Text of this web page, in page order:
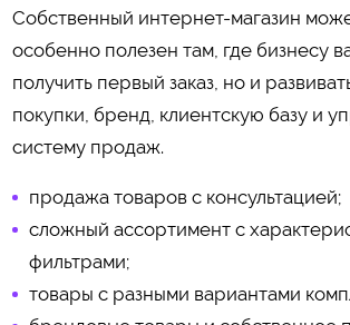
Собственный интернет-магазин
особенно полезен там, где бизнесу
получить первый заказ, но и
покупки, бренд, клиентскую базу и
систему продаж.
продажа товаров с консультацией;
сложный ассортимент с
фильтрами;
товары с разными вариантами